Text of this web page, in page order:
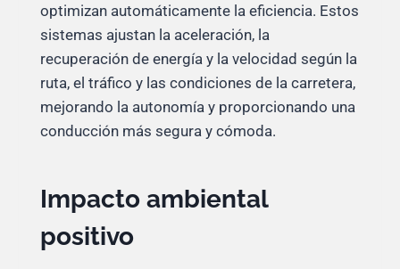
optimizan automáticamente la eficiencia. Estos
sistemas ajustan la aceleración, la
recuperación de energía y la velocidad según la
ruta, el tráfico y las condiciones de la carretera,
mejorando la autonomía y proporcionando una
conducción más segura y cómoda.
Impacto ambiental
positivo